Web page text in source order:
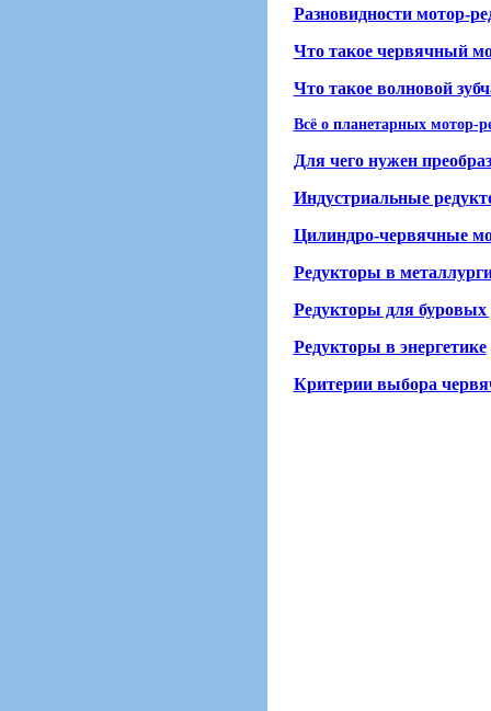
Разновидности мотор-
Что такое червячный
Что такое волновой
Всё о планетарных мотор-
Для чего нужен
Индустриальные
Цилиндро-червячные
Редукторы в
Редукторы для буровых
Редукторы в энергетике
Критерии выбора